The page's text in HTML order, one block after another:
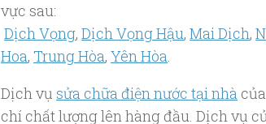
vực sau:
Dịch Vọng, Dịch Vọng Hậu, Mai Dịch,
Hoa, Trung Hòa, Yên Hòa
Dịch vụ sửa chữa điện nước tại nhà
chí chất lượng lên hàng đầu. Dịch vụ